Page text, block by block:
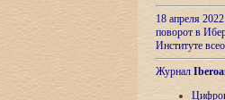
18 апреля
поворот в
Институте
Журнал